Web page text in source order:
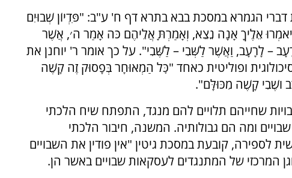
דברי הגמרא במסכת בבא בתרא דף ח' ע"ב: "פִּדְיוֹן שְׁבוּיִם
אֵלֶיךָ אָנָה נֵצֵא, וְאָמַרְתָּ אֲלֵיהֶם כֹּה אָמַר ה׳, אֲשֶׁר
– לָרָעָב, וַאֲשֶׁר לַשְּׁבִי – לַשֶּׁבִי". על כך אומר ר' יוחנן את
ופוליטית כאחד "כׇּל הַמְאוּחָר בְּפָסוּק זֶה קָשֶׁה
ושֶׁבִי קָשֶׁה מִכּוּלָּם".
שחייהם תלויים להם מנגד, התפתח שיח הלכתי
ומה הם גבולותיה. המשנה, חיבור הלכתי
קובעת במסכת גיטין "אין פודין את השבויים
המרכזי של המתנגדים לעסקאות שבויים באשר הן.